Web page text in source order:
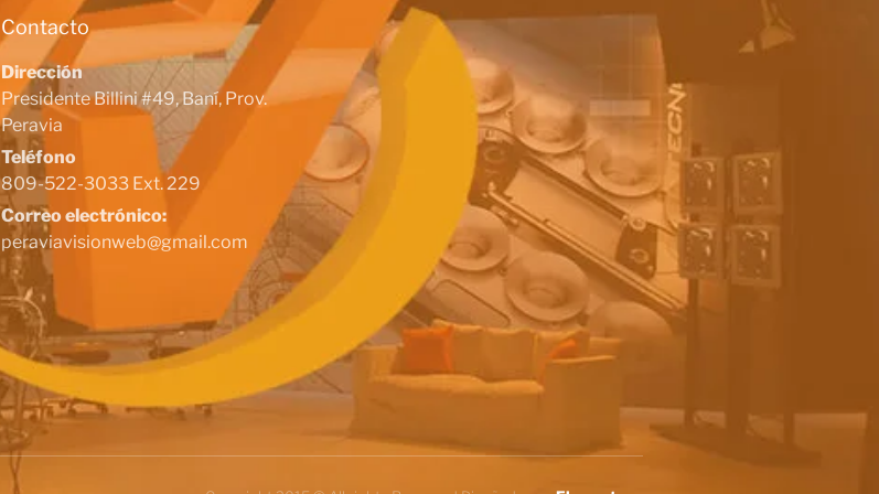
Contacto
Dirección
Presidente Billini #49, Baní, Prov.
Peravia
Teléfono
809-522-3033 Ext. 229
Correo electrónico:
peraviavisionweb@gmail.com